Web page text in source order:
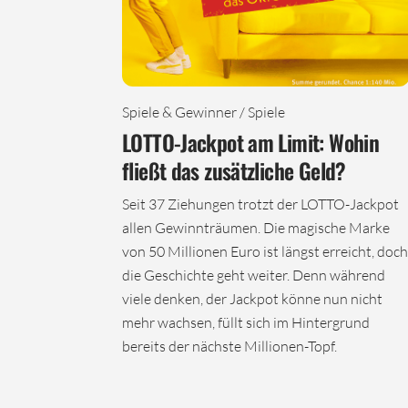
Spiele & Gewinner / Spiele
LOTTO-Jackpot am Limit: Wohin
fließt das zusätzliche Geld?
Seit 37 Ziehungen trotzt der LOTTO-Jackpot
allen Gewinnträumen. Die magische Marke
von 50 Millionen Euro ist längst erreicht, doch
die Geschichte geht weiter. Denn während
viele denken, der Jackpot könne nun nicht
mehr wachsen, füllt sich im Hintergrund
bereits der nächste Millionen-Topf.